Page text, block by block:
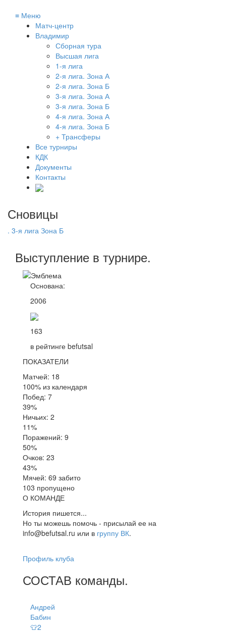
≡ Меню
Матч-центр
Владимир
Сборная тура
Высшая лига
1-я лига
2-я лига. Зона А
2-я лига. Зона Б
3-я лига. Зона А
3-я лига. Зона Б
4-я лига. Зона А
4-я лига. Зона Б
+ Трансферы
Все турниры
КДК
Документы
Контакты
Сновицы
. 3-я лига Зона Б
Выступление в турнире.
Основана:
2006
163
в рейтинге befutsal
ПОКАЗАТЕЛИ
Матчей: 18
100% из календаря
Побед: 7
39%
Ничьих: 2
11%
Поражений: 9
50%
Очков: 23
43%
Мячей: 69 забито
103 пропущено
О КОМАНДЕ
История пишется...
Но ты можешь помочь - присылай ее на
info@befutsal.ru или в группу ВК.
Профиль клуба
СОСТАВ команды.
Андрей
Бабин
👕2